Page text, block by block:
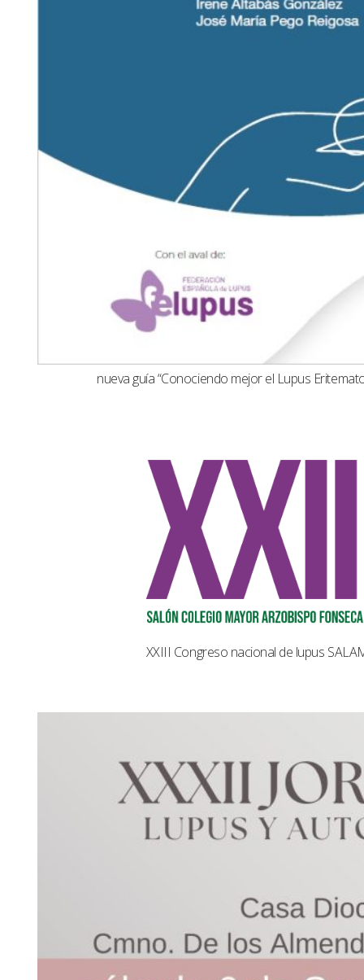
nueva guía “Conociendo mejor el Lupus
XXIII Congreso nacional de lupus